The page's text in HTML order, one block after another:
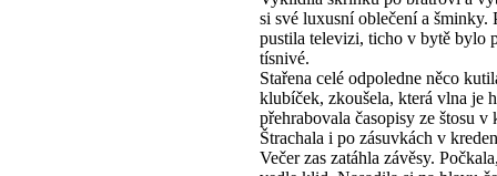
si své luxusní oblečení a šminky.
pustila televizi, ticho v bytě bylo
tísnivé.
Stařena celé odpoledne něco
klubíček, zkoušela, která vlna je
přehrabovala časopisy ze štosu v
Štrachala i po zásuvkách v
Večer zas zatáhla závěsy.